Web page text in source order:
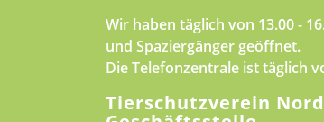
Wir haben täglich von 13.00 -
und Spaziergänger geöffnet.
Die Telefonzentrale ist täglich
Tierschutzverein